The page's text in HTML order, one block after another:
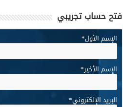
فتح حساب تجريبي
الإسم الأول*
الإسم الأخير*
البريد الإلكتروني*